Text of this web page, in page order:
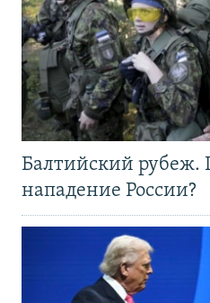
Балтийский рубеж.
нападение России?